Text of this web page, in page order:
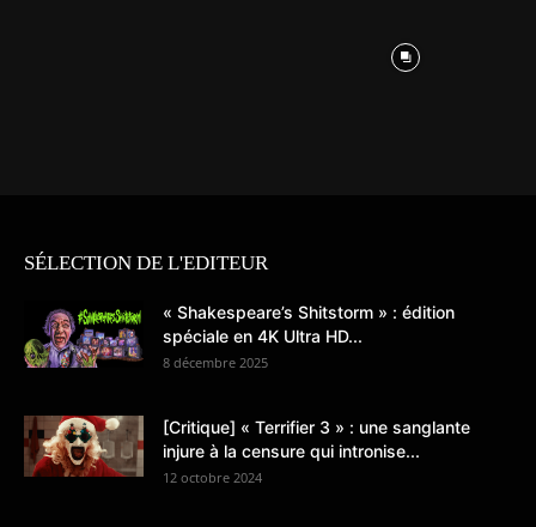
SÉLECTION DE L'EDITEUR
« Shakespeare’s Shitstorm » : édition
spéciale en 4K Ultra HD...
8 décembre 2025
[Critique] « Terrifier 3 » : une sanglante
injure à la censure qui intronise...
12 octobre 2024